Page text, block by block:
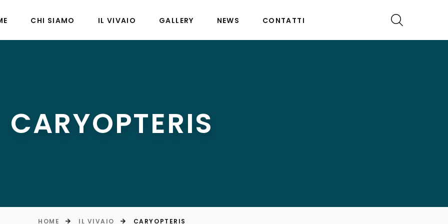
CHI SIAMO IL VIVAIO GALLERY NEWS CONTATTI
CARYOPTERIS
HOME IL VIVAIO CARYOPTERIS